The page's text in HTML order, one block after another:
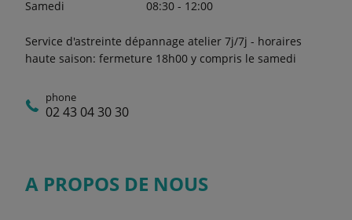
Samedi
08:30 - 12:00
Service d'astreinte dépannage atelier 7j/7j - horaires
haute saison: fermeture 18h00 y compris le samedi
phone
02 43 04 30 30
A PROPOS DE NOUS